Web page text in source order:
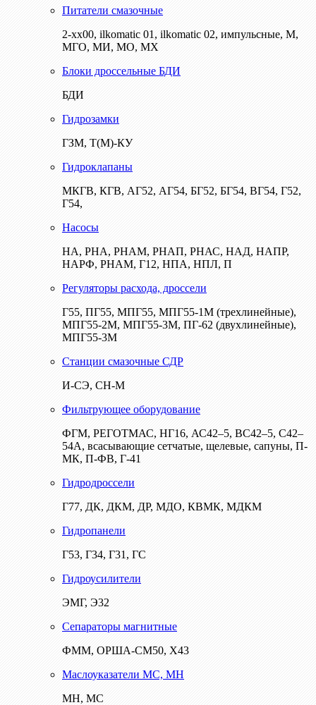
Питатели смазочные
2-хх00, ilkomatic 01, ilkomatic 02, импульсные, М,
МГО, МИ, МО, МХ
Блоки дроссельные БДИ
БДИ
Гидрозамки
ГЗМ, Т(М)-КУ
Гидроклапаны
МКГВ, КГВ, АГ52, АГ54, БГ52, БГ54, ВГ54, Г52,
Г54,
Насосы
НА, РНА, РНАМ, РНАП, РНАС, НАД, НАПР,
НАРФ, РНАМ, Г12, НПА, НПЛ, П
Регуляторы расхода, дроссели
Г55, ПГ55, МПГ55, МПГ55-1М (трехлинейные),
МПГ55-2М, МПГ55-3М, ПГ-62 (двухлинейные),
МПГ55-3М
Станции смазочные СДР
И-СЭ, СН-М
Фильтрующее оборудование
ФГМ, РЕГОТМАС, НГ16, АС42–5, ВС42–5, С42–
54А, всасывающие сетчатые, щелевые, сапуны, П-
МК, П-ФВ, Г-41
Гидродроссели
Г77, ДК, ДКМ, ДР, МДО, КВМК, МДКМ
Гидропанели
Г53, Г34, Г31, ГС
Гидроусилители
ЭМГ, Э32
Сепараторы магнитные
ФММ, ОРША-СМ50, Х43
Маслоуказатели МС, МН
МН, МС